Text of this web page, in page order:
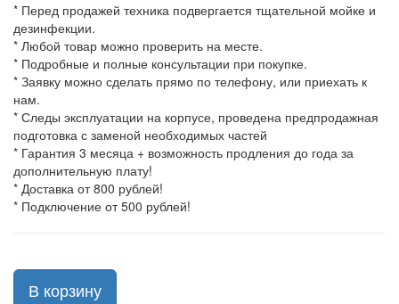
* Перед продажей техника подвергается тщательной мойке и
дезинфекции.
* Любой товар можно проверить на месте.
* Подробные и полные консультации при покупке.
* Заявку можно сделать прямо по телефону, или приехать к
нам.
* Следы эксплуатации на корпусе, проведена предпродажная
подготовка с заменой необходимых частей
* Гарантия 3 месяца + возможность продления до года за
дополнительную плату!
* Доставка от 800 рублей!
* Подключение от 500 рублей!
В корзину